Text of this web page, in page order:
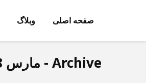
صفحه اصلی وبلاگ
Archive - مارس 2018